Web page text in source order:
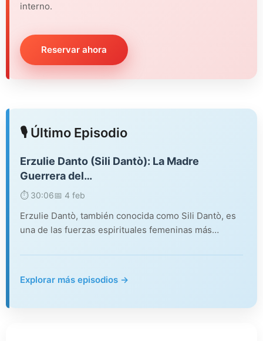
interno.
Reservar ahora
🎙️ Último Episodio
Erzulie Danto (Sili Dantò): La Madre
Guerrera del…
⏱️ 30:06📅 4 feb
Erzulie Dantò, también conocida como Sili Dantò, es
una de las fuerzas espirituales femeninas más…
Explorar más episodios →